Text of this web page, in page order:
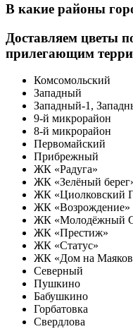
В какие районы
Доставляем цветы
прилегающим
Комсомольский
Западный
Западный-1,
9-й микрорайон
8-й микрорайон
Первомайский
Прибрежный
ЖК «Радуга»
ЖК «Зелёный
ЖК «Циолковский
ЖК «Возрождение»
ЖК «Молодёжный
ЖК «Престиж»
ЖК «Статус»
ЖК «Дом на
Северный
Пушкино
Бабушкино
Горбатовка
Свердлова